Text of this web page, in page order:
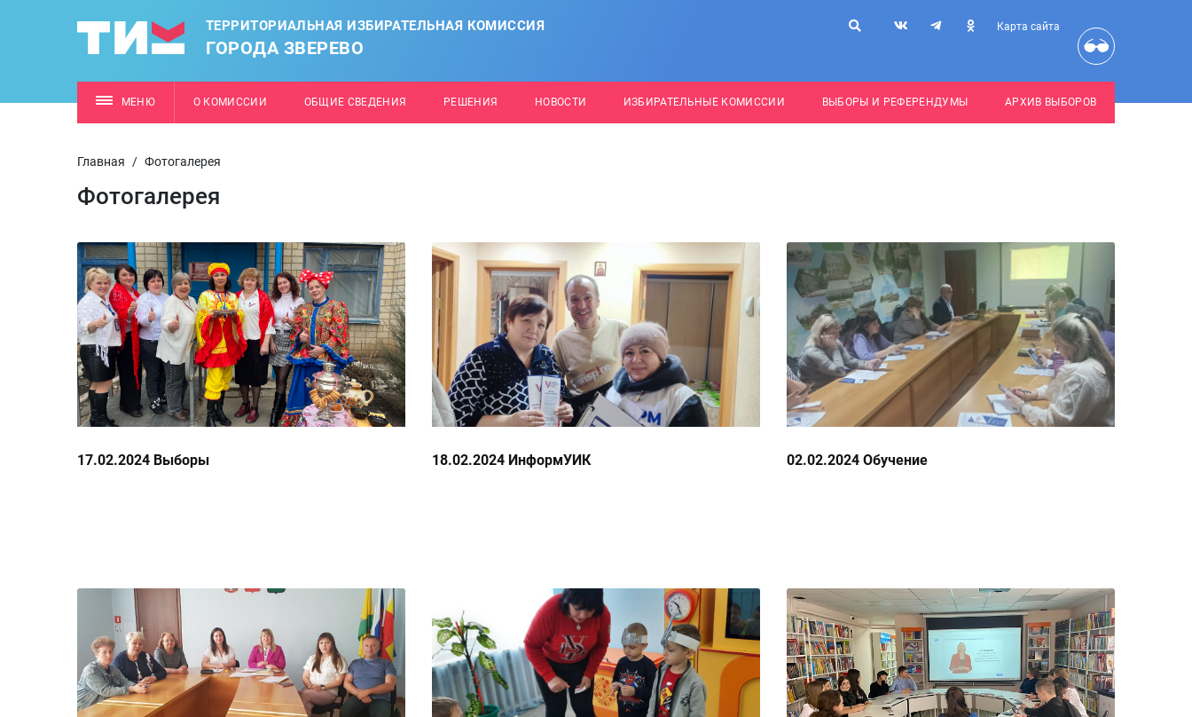
ТЕРРИТОРИАЛЬНАЯ ИЗБИРАТЕЛЬНАЯ КОМИССИЯ
ГОРОДА ЗВЕРЕВО
Карта сайта
МЕНЮ О КОМИССИИ ОБЩИЕ СВЕДЕНИЯ РЕШЕНИЯ НОВОСТИ ИЗБИРАТЕЛЬНЫЕ КОМИССИИ ВЫБОРЫ И РЕФЕРЕНДУМЫ АРХИВ ВЫБОРОВ
Главная / Фотогалерея
Фотогалерея
17.02.2024 Выборы 18.02.2024 ИнформУИК 02.02.2024 Обучение